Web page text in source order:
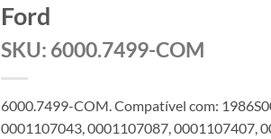
Ford
SKU: 6000.7499-COM
6000.7499-COM. Compatível com:
0001107043, 0001107087, 0001107407,